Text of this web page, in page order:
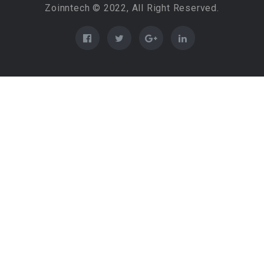
Zoinntech © 2022, All Right Reserved.